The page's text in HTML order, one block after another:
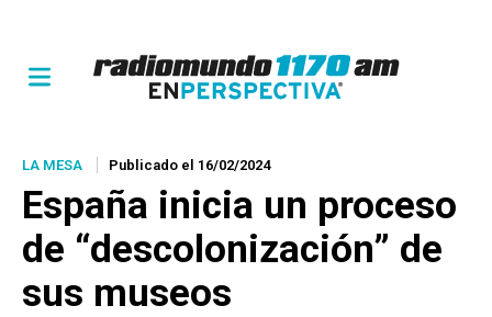
LA MESA Publicado el 16/02/2024
España inicia un proceso
de “descolonización” de
sus museos